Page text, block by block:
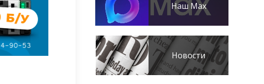
Наш Max
Новости